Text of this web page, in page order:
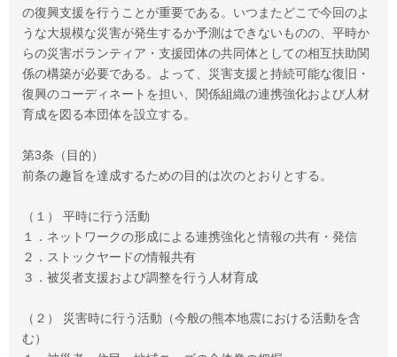
の復興支援を行うことが重要である。いつまたどこで今回のよ
うな大規模な災害が発生するか予測はできないものの、平時か
らの災害ボランティア・支援団体の共同体としての相互扶助関
係の構築が必要である。よって、災害支援と持続可能な復旧・
復興のコーディネートを担い、関係組織の連携強化および人材
育成を図る本団体を設立する。
第3条（目的）
前条の趣旨を達成するための目的は次のとおりとする。
（１） 平時に行う活動
１．ネットワークの形成による連携強化と情報の共有・発信
２．ストックヤードの情報共有
３．被災者支援および調整を行う人材育成
（２） 災害時に行う活動（今般の熊本地震における活動を含
む）